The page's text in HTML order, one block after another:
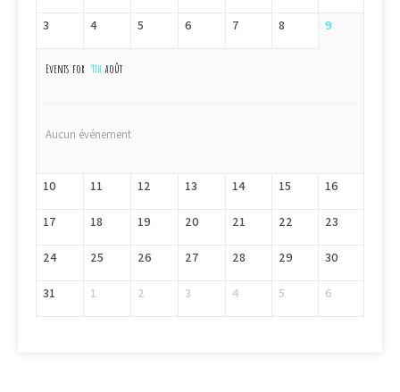
3 4 5 6 7 8 9
Events for 9th août
Aucun événement
10 11 12 13 14 15 16
17 18 19 20 21 22 23
24 25 26 27 28 29 30
31 1 2 3 4 5 6